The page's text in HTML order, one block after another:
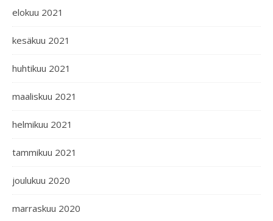
elokuu 2021
kesäkuu 2021
huhtikuu 2021
maaliskuu 2021
helmikuu 2021
tammikuu 2021
joulukuu 2020
marraskuu 2020